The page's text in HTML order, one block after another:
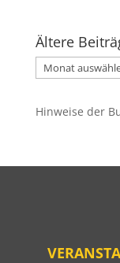
Ältere
Ältere
Beiträge
Hinweise der